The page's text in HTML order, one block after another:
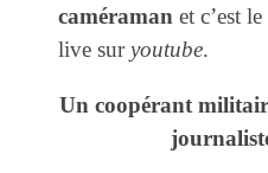
caméraman et c’est
live suryoutube.
Un coopérant